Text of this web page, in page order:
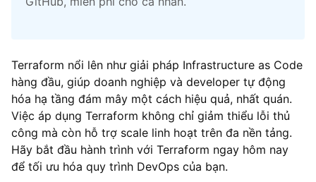
Terraform nổi lên như giải pháp Infrastructure as Code
hàng đầu, giúp doanh nghiệp và developer tự động
hóa hạ tầng đám mây một cách hiệu quả, nhất quán.
Việc áp dụng Terraform không chỉ giảm thiểu lỗi thủ
công mà còn hỗ trợ scale linh hoạt trên đa nền tảng.
Hãy bắt đầu hành trình với Terraform ngay hôm nay
để tối ưu hóa quy trình DevOps của bạn.